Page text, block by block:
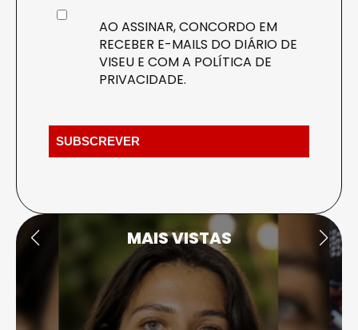
AO ASSINAR, CONCORDO EM
RECEBER E-MAILS DO DIÁRIO DE
VISEU E COM A POLÍTICA DE
PRIVACIDADE.
MAIS VISTAS